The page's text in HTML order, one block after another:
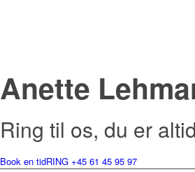
Anette
Ring til os, du er
Book en tidRING +45 61 45 95 97